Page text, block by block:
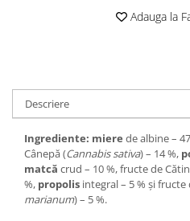
Adauga la
Descriere
Ingrediente: miere de albine –
Cânepă (Cannabis sativa) – 14 %,
matcă crud – 10 %, fructe de
%, propolis integral – 5 % și
marianum) – 5 %.